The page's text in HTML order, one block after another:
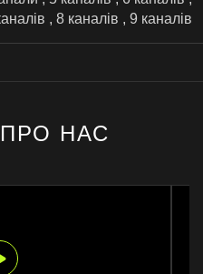
, 8 каналів , 9 каналів
ПРО НАС